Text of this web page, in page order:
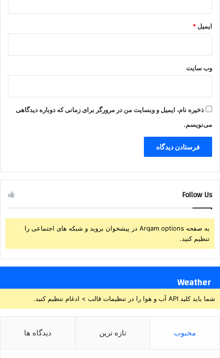
ایمیل *
وب‌ سایت
ذخیره نام، ایمیل و وبسایت من در مرورگر برای زمانی که دوباره دیدگاهی
می‌نویسم.
Follow Us
به صفحه Arqam options در پیشخوان بروید و شبکه های اجتماعی را
تنظیم کنید.
Weather
شما باید کلید API آب و هوا را در تنظیمات قالب > ادغام تنظیم کنید.
محبوب تازه ترین دیدگاه ها